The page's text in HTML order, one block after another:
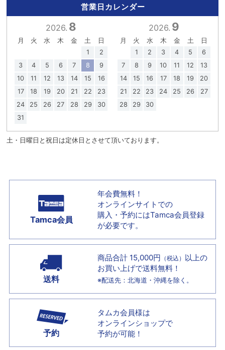
営業日カレンダー
2026. 8
月 火 水 木 金 土
日
1
2
3
4 5 6 7 8
9
10
11 12 13 14 15
16
17
18 19 20 21 22
23
24
25 26 27 28 29
30
31
2026. 9
月 火 水 木 金 土
日
1
2 3 4 5
6
7
8 9 10 11 12
13
14
15 16 17 18 19
20
21
22 23 24 25 26
27
28
29 30
土・日曜日と祝日は定休日とさせて頂いております。
Tamca会員
年会費無料！
オンラインサイトでの
購入・予約にはTamca会員登録
が必要です。
送料
商品合計 15,000円 （税込） 以上の
お買い上げで送料無料！
※配送先：北海道・沖縄を除く。
予約
タムカ会員様は
オンラインショップで
予約が可能！